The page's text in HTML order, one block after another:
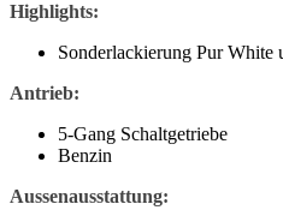
Highlights:
Sonderlackierung Pur White
Antrieb:
5-Gang Schaltgetriebe
Benzin
Aussenausstattung: